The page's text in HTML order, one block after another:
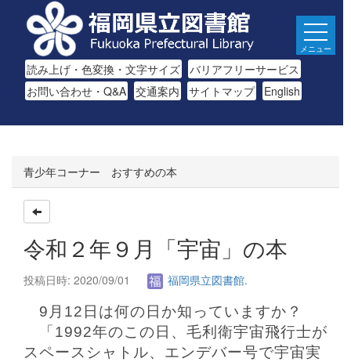
読み上げ・色変換・文字サイズ バリアフリーサービス
お問い合わせ・Q&A 交通案内 サイトマップ English
メニュー
青少年コーナー おすすめの本
令和２年９月「宇宙」の本
投稿日時: 2020/09/01 福岡県立図書館.
9月12日は何の日か知っていますか？
「1992年のこの日、毛利衛宇宙飛行士が
スペースシャトル、エンデバー号で宇宙実